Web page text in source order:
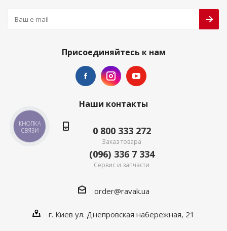
Присоединяйтесь к нам
Наши контакты
0 800 333 272
Заказ товара
(096) 336 7 334
Сервис и запчасти
order@ravak.ua
г. Киев ул. Днепровская набережная, 21
КНОПКА
СВЯЗИ